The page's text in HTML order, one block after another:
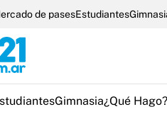
de pasesEstudiantes
Gimnasia¿Qué Hago?